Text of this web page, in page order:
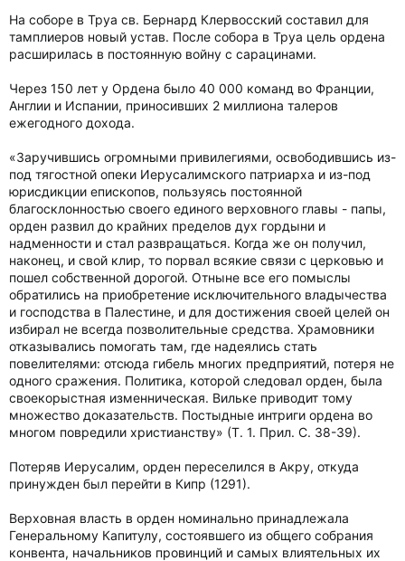
На соборе в Труа св. Бернард Клервосский составил для
тамплиеров новый устав. После собора в Труа цель ордена
расширилась в постоянную войну с сарацинами.
Через 150 лет у Ордена было 40 000 команд во Франции,
Англии и Испании, приносивших 2 миллиона талеров
ежегодного дохода.
«Заручившись огромными привилегиями, освободившись из-
под тягостной опеки Иерусалимского патриарха и из-под
юрисдикции епископов, пользуясь постоянной
благосклонностью своего единого верховного главы - папы,
орден развил до крайних пределов дух гордыни и
надменности и стал развращаться. Когда же он получил,
наконец, и свой клир, то порвал всякие связи с церковью и
пошел собственной дорогой. Отныне все его помыслы
обратились на приобретение исключительного владычества
и господства в Палестине, и для достижения своей целей он
избирал не всегда позволительные средства. Храмовники
отказывались помогать там, где надеялись стать
повелителями: отсюда гибель многих предприятий, потеря не
одного сражения. Политика, которой следовал орден, была
своекорыстная изменническая. Вильке приводит тому
множество доказательств. Постыдные интриги ордена во
многом повредили христианству» (Т. 1. Прил. С. 38-39).
Потеряв Иерусалим, орден переселился в Акру, откуда
принужден был перейти в Кипр (1291).
Верховная власть в орден номинально принадлежала
Генеральному Капитулу, состоявшего из общего собрания
конвента, начальников провинций и самых влиятельных их